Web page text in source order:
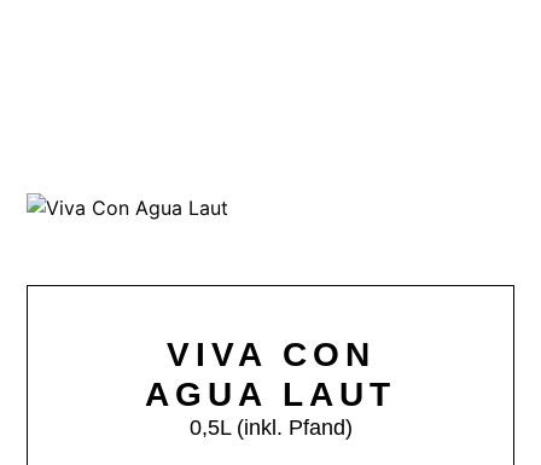
VIVA CON
AGUA LAUT
0,5L (inkl. Pfand)